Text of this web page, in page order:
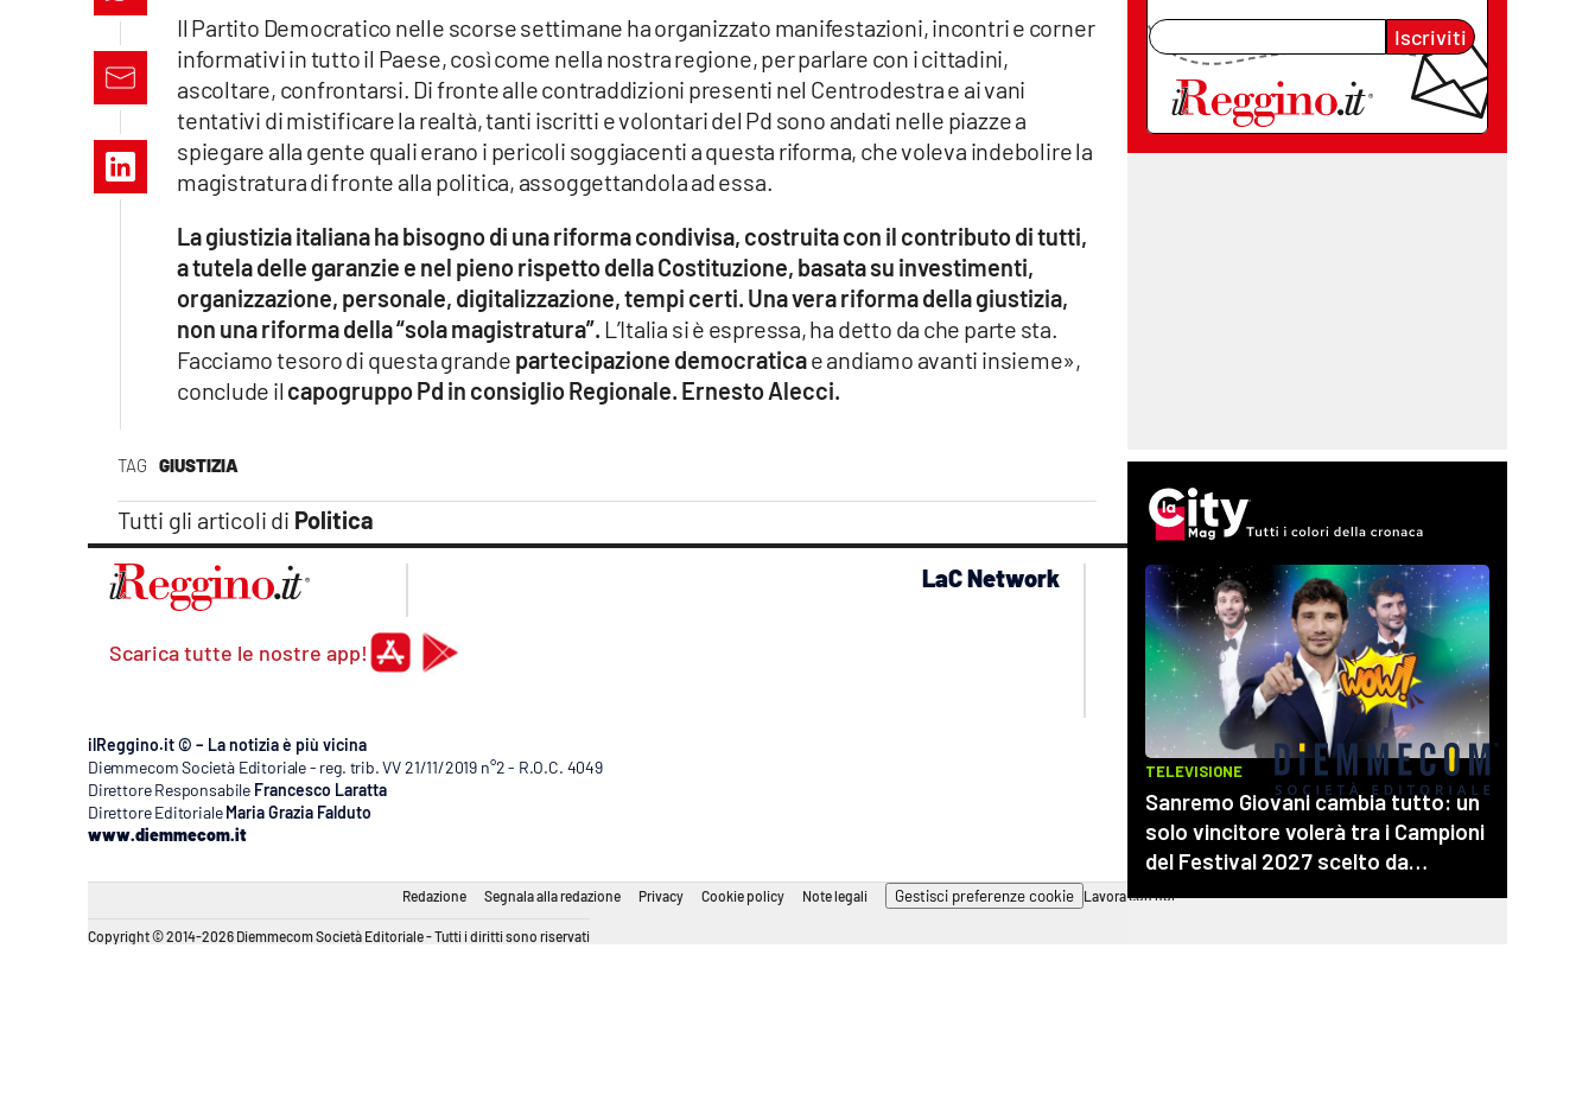
Vai
TAG GIUSTIZIA
Tutti gli articoli di Politica
Il Partito Democratico nelle scorse settimane ha organizzato manifestazioni, incontri e corner
informativi in tutto il Paese, così come nella nostra regione, per parlare con i cittadini,
ascoltare, confrontarsi. Di fronte alle contraddizioni presenti nel Centrodestra e ai vani
tentativi di mistificare la realtà, tanti iscritti e volontari del Pd sono andati nelle piazze a
spiegare alla gente quali erano i pericoli soggiacenti a questa riforma, che voleva indebolire la
magistratura di fronte alla politica, assoggettandola ad essa.
La giustizia italiana ha bisogno di una riforma condivisa, costruita con il contributo di tutti,
a tutela delle garanzie e nel pieno rispetto della Costituzione, basata su investimenti,
organizzazione, personale, digitalizzazione, tempi certi. Una vera riforma della giustizia,
non una riforma della “sola magistratura”. L’Italia si è espressa, ha detto da che parte sta.
Facciamo tesoro di questa grande partecipazione democraticae andiamo avanti insieme»,
conclude il capogruppo Pd in consiglio Regionale. Ernesto Alecci.
Iscriviti
Scarica tutte le nostre app!
LaC Network
lacplay.it
lactv.it
laconair.it
lacitymag.it
lacapitalenews.it
cosenzachannel.it
ilvibonese.it
catanzarochannel.it
ilReggino.it © – La notizia è più vicina
Diemmecom Società Editoriale - reg. trib. VV 21/11/2019 n°2 - R.O.C. 4049
Direttore Responsabile Francesco Laratta
Direttore Editoriale Maria Grazia Falduto
www.diemmecom.it
Redazione Segnala alla redazione Privacy Cookie policy Note legali Gestisci preferenze cookie Lavora con noi
Copyright © 2014-2026 Diemmecom Società Editoriale - Tutti i diritti sono riservati